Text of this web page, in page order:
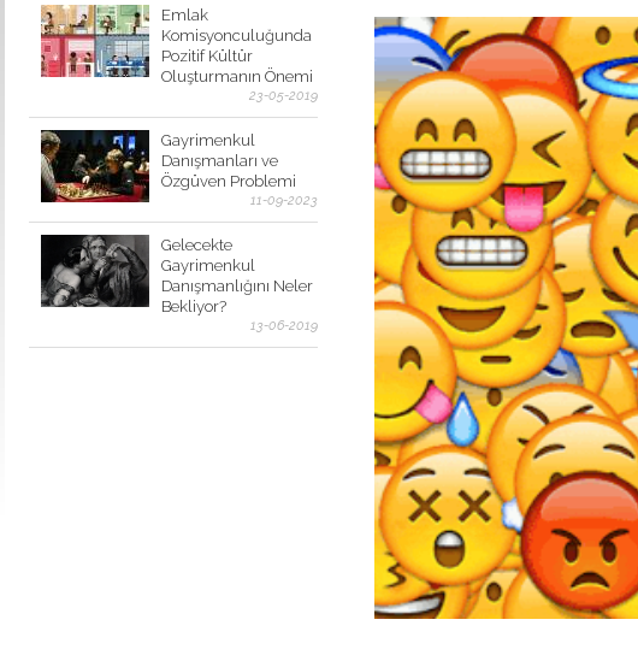
Emlak
Komisyonculuğunda
Pozitif Kültür
Oluşturmanın Önemi
23-05-2019
Gayrimenkul
Danışmanları ve
Özgüven Problemi
11-09-2023
Gelecekte
Gayrimenkul
Danışmanlığını Neler
Bekliyor?
13-06-2019